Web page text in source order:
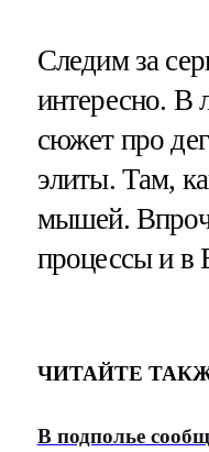
Следим за
интересно. В
сюжет про
элиты. Там,
мышей.
процессы и в
ЧИТАЙТЕ
В подполье